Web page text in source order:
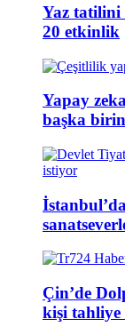
Yaz tatilini
20 etkinlik
Yapay
başka
Çin’de
kişi tahliye